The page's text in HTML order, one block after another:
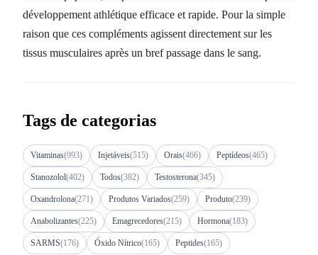
développement athlétique efficace et rapide. Pour la simple
raison que ces compléments agissent directement sur les
tissus musculaires après un bref passage dans le sang.
Tags de categorias
Vitaminas(993) Injetáveis(515) Orais(466) Peptídeos(465)
Stanozolol(402) Todos(382) Testosterona(345)
Oxandrolona(271) Produtos Variados(259) Produto(239)
Anabolizantes(225) Emagrecedores(215) Hormona(183)
SARMS(176) Óxido Nítrico(165) Peptides(165)